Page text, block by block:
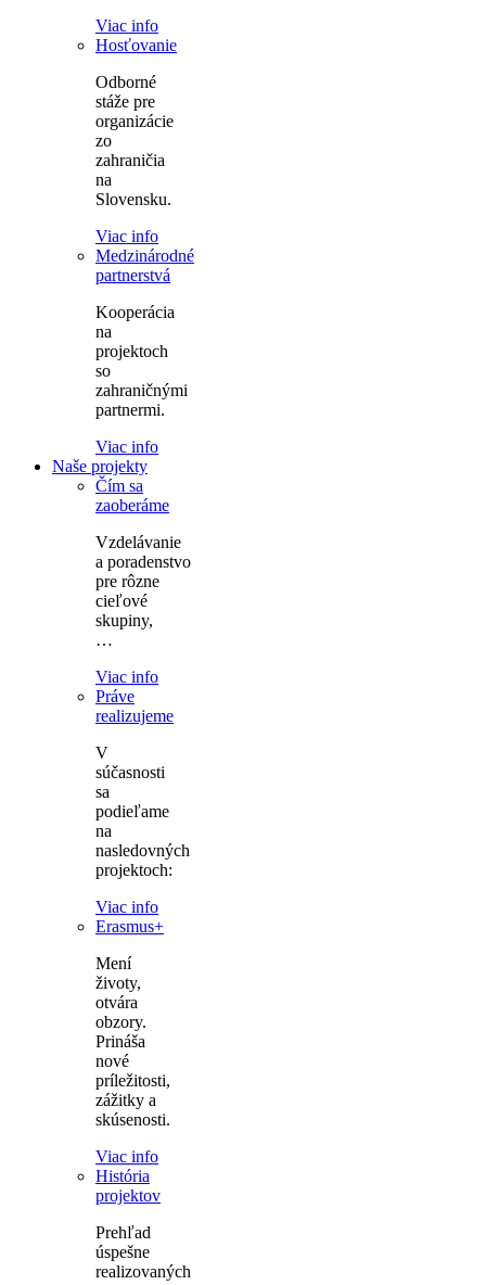
Viac info
Hosťovanie
Odborné
stáže pre
organizácie
zo
zahraničia
na
Slovensku.
Viac info
Medzinárodné
partnerstvá
Kooperácia
na
projektoch
so
zahraničnými
partnermi.
Viac info
Naše projekty
Čím sa
zaoberáme
Vzdelávanie
a poradenstvo
pre rôzne
cieľové
skupiny,
…
Viac info
Práve
realizujeme
V
súčasnosti
sa
podieľame
na
nasledovných
projektoch:
Viac info
Erasmus+
Mení
životy,
otvára
obzory.
Prináša
nové
príležitosti,
zážitky a
skúsenosti.
Viac info
História
projektov
Prehľad
úspešne
realizovaných